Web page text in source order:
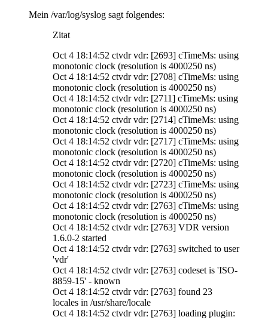
Mein /var/log/syslog sagt folgendes:
Zitat
Oct 4 18:14:52 ctvdr vdr: [2693] cTimeMs: using
monotonic clock (resolution is 4000250 ns)
Oct 4 18:14:52 ctvdr vdr: [2708] cTimeMs: using
monotonic clock (resolution is 4000250 ns)
Oct 4 18:14:52 ctvdr vdr: [2711] cTimeMs: using
monotonic clock (resolution is 4000250 ns)
Oct 4 18:14:52 ctvdr vdr: [2714] cTimeMs: using
monotonic clock (resolution is 4000250 ns)
Oct 4 18:14:52 ctvdr vdr: [2717] cTimeMs: using
monotonic clock (resolution is 4000250 ns)
Oct 4 18:14:52 ctvdr vdr: [2720] cTimeMs: using
monotonic clock (resolution is 4000250 ns)
Oct 4 18:14:52 ctvdr vdr: [2723] cTimeMs: using
monotonic clock (resolution is 4000250 ns)
Oct 4 18:14:52 ctvdr vdr: [2763] cTimeMs: using
monotonic clock (resolution is 4000250 ns)
Oct 4 18:14:52 ctvdr vdr: [2763] VDR version
1.6.0-2 started
Oct 4 18:14:52 ctvdr vdr: [2763] switched to user
'vdr'
Oct 4 18:14:52 ctvdr vdr: [2763] codeset is 'ISO-
8859-15' - known
Oct 4 18:14:52 ctvdr vdr: [2763] found 23
locales in /usr/share/locale
Oct 4 18:14:52 ctvdr vdr: [2763] loading plugin: